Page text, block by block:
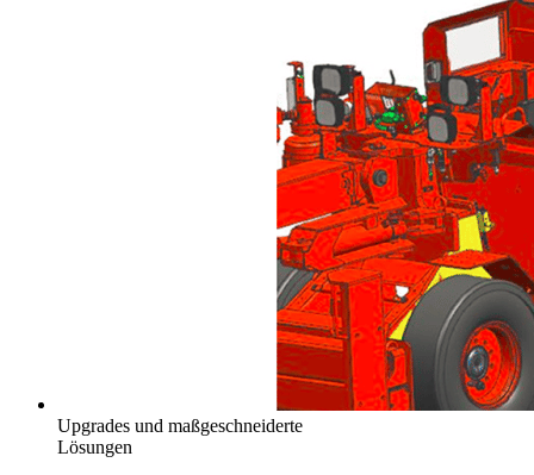
Upgrades und maßgeschneiderte
Lösungen